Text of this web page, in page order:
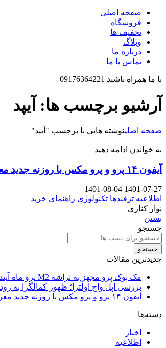
صفحه اصلی
فروشگاه
تخفیف ها
وبلاگ
درباره ما
تماس با ما
با ما همراه باشید 09176364221
آرشیو برچسب ها: آیپد
صفحه اصلینوشته هایی با برچسب "آیپد"
به خواندن ادامه دهید
آیفون ۱۴ پرو و پرو مکس با روزنه جدید معرفی شدند
1401-07-27
1401-08-04
اطلاعیه ترفندها تکنولوژی راهنمای خرید
نوار کناری
بستن
جستجو
جستجو
جدیدترین مقالات
مک بوک پرو مجهز به تراشه M2 پرو ماه آینده از راه می‌رسند
بررسی اپل واچ اولترا؛ ظهور کمالگرا به
آیفون ۱۴ پرو و پرو مکس با روزنه جدید معرفی شدند
دسته‌ها
اخبار
اطلاعیه